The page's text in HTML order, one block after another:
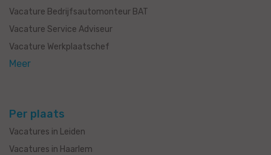
Vacature Bedrijfsautomonteur BAT
Vacature Service Adviseur
Vacature Werkplaatschef
Meer
Per plaats
Vacatures in Leiden
Vacatures in Haarlem